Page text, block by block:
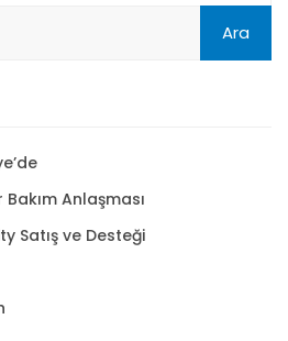
Anlaşması
Satış ve Desteği